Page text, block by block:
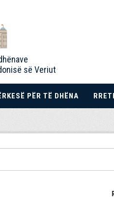
së Veriut
PËR TË DHËNA